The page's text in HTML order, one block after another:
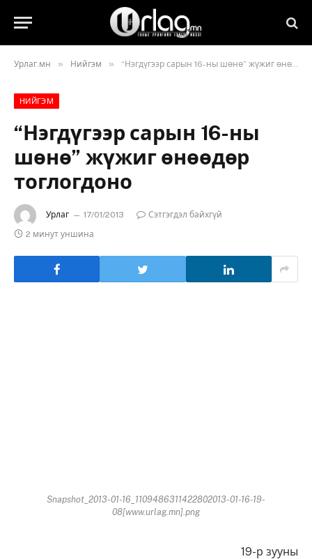
Урлаг.мн » Нийгэм » “Нэгдүгээр сарын 16-ны шөнө” жүжиг өнөөдөр тоглогдоно
НИЙГЭМ
“Нэгдүгээр сарын 16-ны
шөнө” жүжиг өнөөдөр
тоглогдоно
Урлаг 17/01/2013
Сэтгэгдэл байхгүй
2 минут уншина
Snapshot_2013-01-16_1109486311422802013-01-16-19-
08[www.urlag.mn].png
19-р зууны